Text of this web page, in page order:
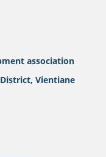
association
Vientiane